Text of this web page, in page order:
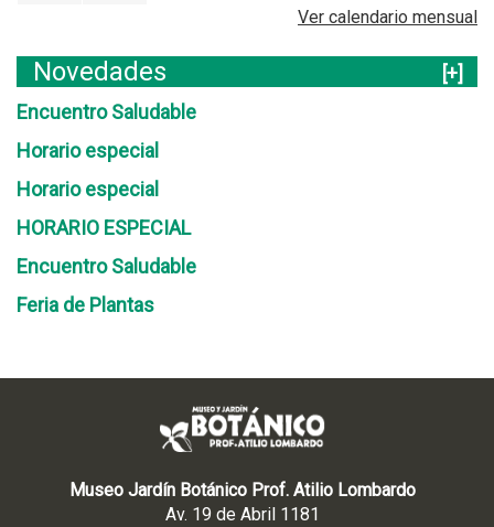
Ver calendario mensual
Novedades
[+]
Encuentro Saludable
Horario especial
Horario especial
HORARIO ESPECIAL
Encuentro Saludable
Feria de Plantas
Museo Jardín Botánico Prof. Atilio Lombardo
Av. 19 de Abril 1181